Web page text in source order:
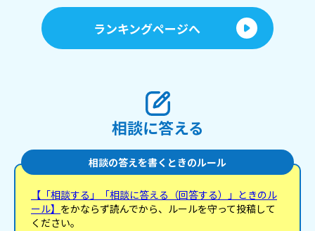
ランキングページへ
相談に答える
相談の答えを書くときのルール
【「相談する」「相談に答える（回答する）」ときのル
ール】 をかならず読んでから、ルールを守って投稿して
ください。